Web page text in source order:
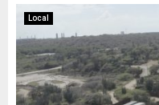
Local